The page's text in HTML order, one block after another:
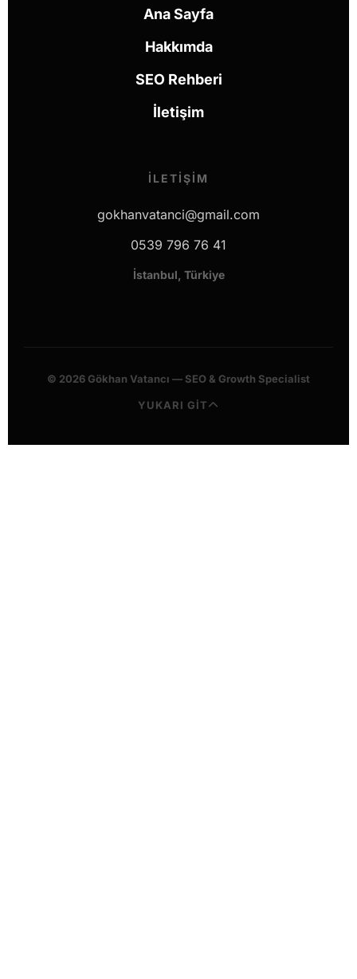
Ana Sayfa
Hakkımda
SEO Rehberi
İletişim
İLETIŞIM
gokhanvatanci@gmail.com
0539 796 76 41
İstanbul, Türkiye
© 2026 Gökhan Vatancı — SEO & Growth Specialist
YUKARI GİT